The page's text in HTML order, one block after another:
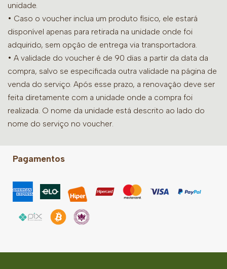
unidade.
• Caso o voucher inclua um produto físico, ele estará
disponível apenas para retirada na unidade onde foi
adquirido, sem opção de entrega via transportadora.
• A validade do voucher é de 90 dias a partir da data da
compra, salvo se especificada outra validade na página de
venda do serviço. Após esse prazo, a renovação deve ser
feita diretamente com a unidade onde a compra foi
realizada. O nome da unidade está descrito ao lado do
nome do serviço no voucher.
Pagamentos